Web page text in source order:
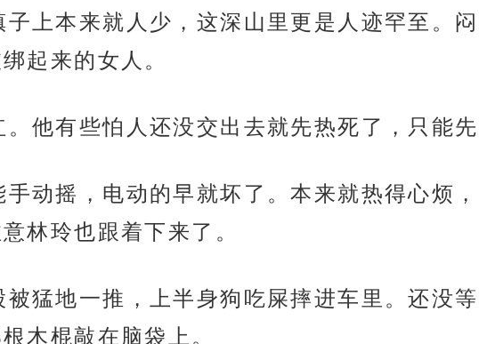
子上本来就人少，这深山里更是人迹罕至。
起来的女人。
。他有些怕人还没交出去就先热死了，只能
动摇，电动的早就坏了。本来就热得心烦
林玲也跟着下来了。
被猛地一推，上半身狗吃屎摔进车里。还没
木棍敲在脑袋上。